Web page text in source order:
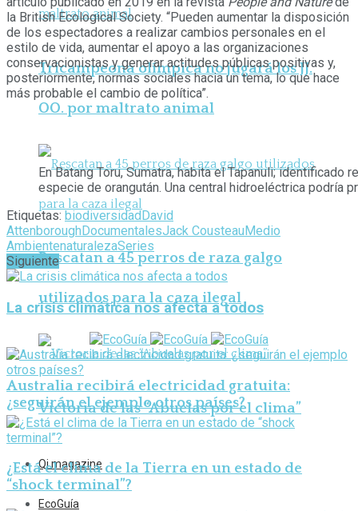
Tricampeona olímpica no jugará los JJ.
OO. por maltrato animal
Rescatan a 45 perros de raza galgo
utilizados para la caza ilegal
Victoria de las “Abuelas por el clima”
Qi magazine
EcoGuía
la British Ecological Society. “Pueden aumentar la disposición
de los espectadores a realizar cambios personales en el
estilo de vida, aumentar el apoyo a las organizaciones
conservacionistas y generar actitudes públicas positivas y,
posteriormente, normas sociales hacia un tema, lo que hace
más probable el cambio de política”.
En Batang Toru, Sumatra, habita el Tapanuli; identificado
especie de orangután. Una central hidroeléctrica podría
Etiquetas: biodiversidadDavid
AttenboroughDocumentalesJack CousteauMedio
AmbientenaturalezaSeries
Siguiente
La crisis climática nos afecta a todos
Australia recibirá electricidad gratuita:
¿seguirán el ejemplo otros países?
¿Está el clima de la Tierra en un estado de
“shock terminal”?